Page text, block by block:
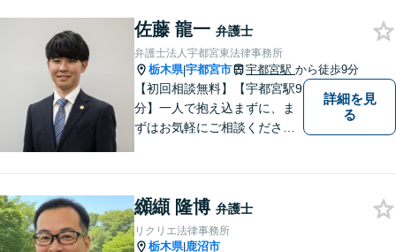
佐藤 龍一 弁護士
弁護士法人宇都宮東法律事務所
栃木県|宇都宮市 宇都宮駅 から徒歩9分
【初回相談無料】【宇都宮駅9
分】一人で抱え込まずに、ま
ずはお気軽にご相談くださ
詳細を見
る
纐纈 隆博 弁護士
リクリエ法律事務所
栃木県|鹿沼市